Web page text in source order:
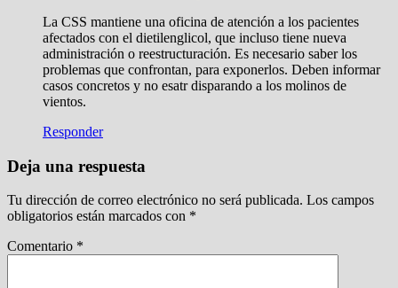
La CSS mantiene una oficina de atención a los pacientes
afectados con el dietilenglicol, que incluso tiene nueva
administración o reestructuración. Es necesario saber los
problemas que confrontan, para exponerlos. Deben informar
casos concretos y no esatr disparando a los molinos de
vientos.
Responder
Deja una respuesta
Tu dirección de correo electrónico no será publicada. Los campos
obligatorios están marcados con *
Comentario *